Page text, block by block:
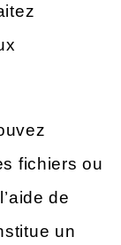
fichiers ou
de
un